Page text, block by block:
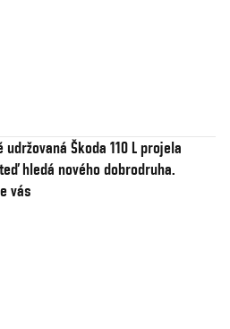
udržovaná Škoda 110 L projela
hledá nového dobrodruha.
vás